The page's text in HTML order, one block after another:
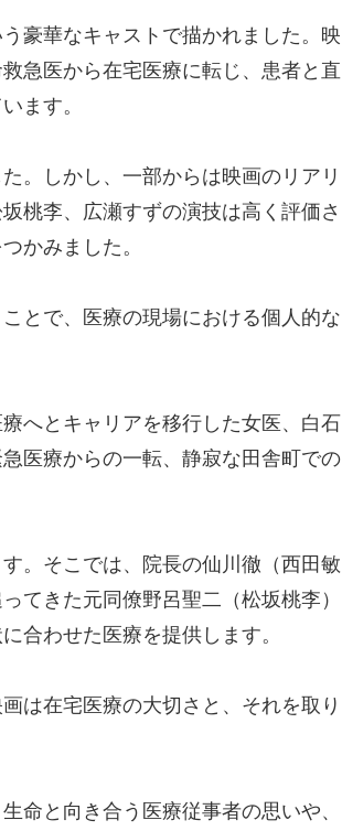
豪華なキャストで描かれました。映
急医から在宅医療に転じ、患者と直
ます。
。しかし、一部からは映画のリアリ
桃李、広瀬すずの演技は高く評価さ
かみました。
とで、医療の現場における個人的な
へとキャリアを移行した女医、白石
医療からの一転、静寂な田舎町での
。そこでは、院長の仙川徹（西田敏
てきた元同僚野呂聖二（松坂桃李）
合わせた医療を提供します。
は在宅医療の大切さと、それを取り
命と向き合う医療従事者の思いや、